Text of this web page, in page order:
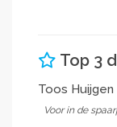
Top 3
Toos Huijgen
Voor in de